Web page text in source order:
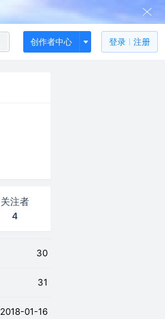
创作者中心 登录 注册
关注者
4
30
31
2018-01-16